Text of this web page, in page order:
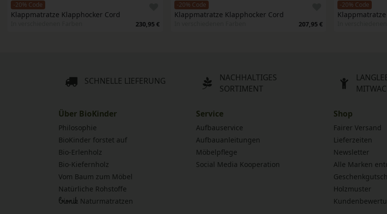
-20% Code
Klappmatratze Klapphocker Cord
230,95 €
-20% Code
Klappmatratze Klapphocker Cord
207,95 €
-20% Code
SCHNELLE LIEFERUNG
NACHHALTIGES
SORTIMENT
Über BioKinder
Philosophie
BioKinder forstet auf
Bio-Erlenholz
Bio-Kiefernholz
Vom Baum zum Möbel
Natürliche Rohstoffe
bionik Naturmatratzen
Service
Aufbauservice
Aufbauanleitungen
Möbelpflege
Social Media Kooperation
Shop
Fairer Versand
Lieferzeiten
Newsletter
Alle Marken
Holzmuster